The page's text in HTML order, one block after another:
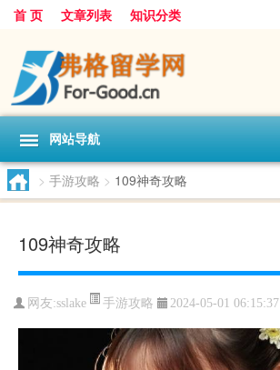
首 页 文章列表 知识分类
网站导航
> 手游攻略 > 109神奇攻略
109神奇攻略
网友:sslake 手游攻略 2024-05-01 06:15:37